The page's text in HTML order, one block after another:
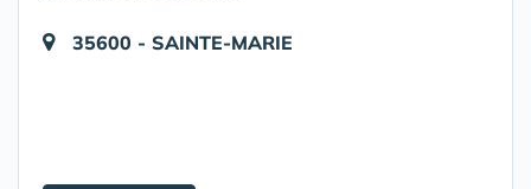
35600 - SAINTE-MARIE